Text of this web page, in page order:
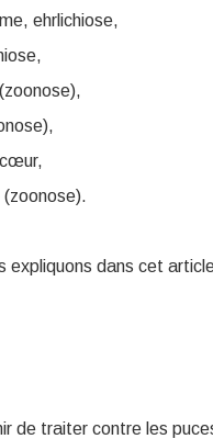
ehrlichiose,
expliquons dans cet
de traiter contre les